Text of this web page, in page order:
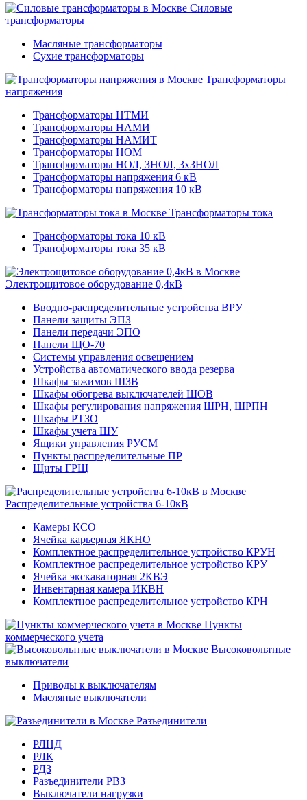
Силовые
трансформаторы
Масляные трансформаторы
Сухие трансформаторы
Трансформаторы
напряжения
Трансформаторы НТМИ
Трансформаторы НАМИ
Трансформаторы НАМИТ
Трансформаторы НОМ
Трансформаторы НОЛ, ЗНОЛ, 3хЗНОЛ
Трансформаторы напряжения 6 кВ
Трансформаторы напряжения 10 кВ
Трансформаторы тока
Трансформаторы тока 10 кВ
Трансформаторы тока 35 кВ
Электрощитовое оборудование 0,4кВ
Вводно-распределительные устройства ВРУ
Панели защиты ЭПЗ
Панели передачи ЭПО
Панели ЩО-70
Системы управления освещением
Устройства автоматического ввода резерва
Шкафы зажимов ШЗВ
Шкафы обогрева выключателей ШОВ
Шкафы регулирования напряжения ШРН, ШРПН
Шкафы РТЗО
Шкафы учета ШУ
Ящики управления РУСМ
Пункты распределительные ПР
Щиты ГРЩ
Распределительные устройства 6-10кВ
Камеры КСО
Ячейка карьерная ЯКНО
Комплектное распределительное устройство КРУН
Комплектное распределительное устройство КРУ
Ячейка экскаваторная 2КВЭ
Инвентарная камера ИКВН
Комплектное распределительное устройство КРН
Пункты
коммерческого учета
Высоковольтные
выключатели
Приводы к выключателям
Масляные выключатели
Разъединители
РЛНД
РЛК
РДЗ
Разъединители РВЗ
Выключатели нагрузки